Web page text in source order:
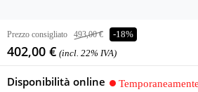
Prezzo consigliato 493,00 € -18%
402,00 € (incl. 22% IVA)
Disponibilità online